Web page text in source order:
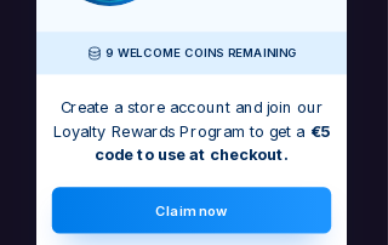
9 WELCOME COINS REMAINING
Create a store account and join our
Loyalty Rewards Program to get a €5
code to use at checkout.
Claim now